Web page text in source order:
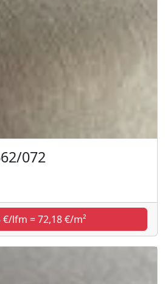
072
€/lfm = 72,18 €/m²